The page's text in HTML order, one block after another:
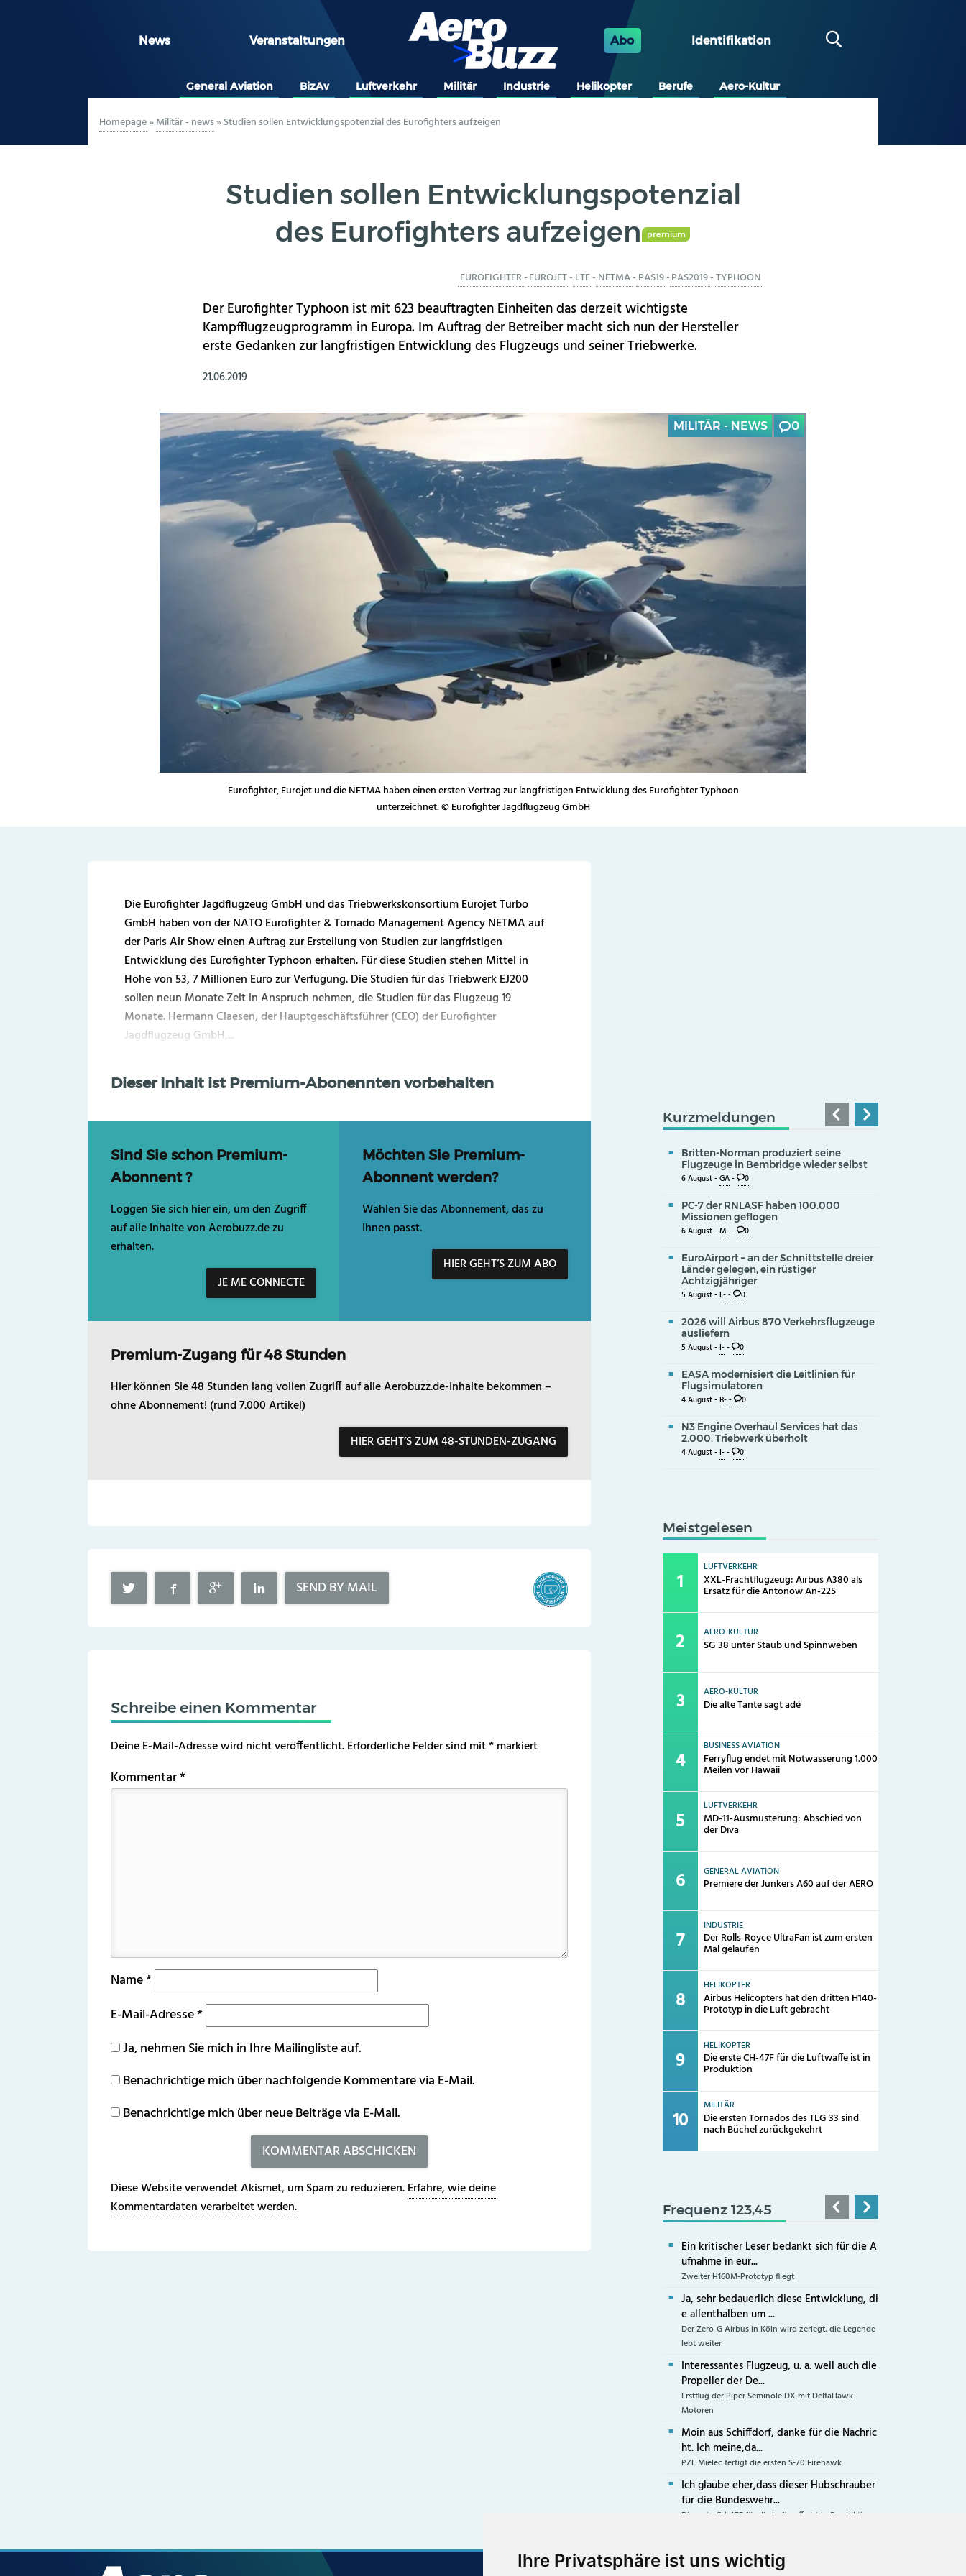
Ihre Privatsphäre ist uns wichtig
News Veranstaltungen Abo Identifikation
General Aviation BizAv Luftverkehr Militär Industrie Helikopter Berufe Aero-Kultur
Homepage»Militär - news»Studien sollen Entwicklungspotenzial des Eurofighters aufzeigen
Studien sollen Entwicklungspotenzial
des Eurofighters aufzeigen
premium
EUROFIGHTER-EUROJET- LTE- NETMA- PAS19-PAS2019-TYPHOON
Der Eurofighter Typhoon ist mit 623 beauftragten Einheiten das derzeit wichtigste
Kampfflugzeugprogramm in Europa. Im Auftrag der Betreiber macht sich nun der Hersteller
erste Gedanken zur langfristigen Entwicklung des Flugzeugs und seiner Triebwerke.
21.06.2019
MILITÄR - NEWS 0
Eurofighter, Eurojet und die NETMA haben einen ersten Vertrag zur langfristigen Entwicklung des Eurofighter Typhoon
unterzeichnet. © Eurofighter Jagdflugzeug GmbH
Die Eurofighter Jagdflugzeug GmbH und das Triebwerkskonsortium Eurojet Turbo
GmbH haben von der NATO Eurofighter & Tornado Management Agency NETMA auf
der Paris Air Show einen Auftrag zur Erstellung von Studien zur langfristigen
Entwicklung des Eurofighter Typhoon erhalten. Für diese Studien stehen Mittel in
Höhe von 53, 7 Millionen Euro zur Verfügung. Die Studien für das Triebwerk EJ200
sollen neun Monate Zeit in Anspruch nehmen, die Studien für das Flugzeug 19
Monate. Hermann Claesen, der Hauptgeschäftsführer (CEO) der Eurofighter
Jagdflugzeug GmbH,...
Dieser Inhalt ist Premium-Abonennten vorbehalten
Sind Sie schon Premium-
Abonnent ?
Loggen Sie sich hier ein, um den Zugriff
auf alle Inhalte von Aerobuzz.de zu
erhalten.
JE ME CONNECTE
Möchten Sie Premium-
Abonnent werden?
Wählen Sie das Abonnement, das zu
Ihnen passt.
HIER GEHT’S ZUM ABO
Premium-Zugang für 48 Stunden
Hier können Sie 48 Stunden lang vollen Zugriff auf alle Aerobuzz.de-Inhalte bekommen –
ohne Abonnement! (rund 7.000 Artikel)
HIER GEHT’S ZUM 48-STUNDEN-ZUGANG
SEND BY MAIL
Schreibe einen Kommentar
Deine E-Mail-Adresse wird nicht veröffentlicht.Erforderliche Felder sind mit*markiert
Kommentar*
Name*
E-Mail-Adresse*
Ja, nehmen Sie mich in Ihre Mailingliste auf.
Benachrichtige mich über nachfolgende Kommentare via E-Mail.
Benachrichtige mich über neue Beiträge via E-Mail.
Diese Website verwendet Akismet, um Spam zu reduzieren.Erfahre, wie deine
Kommentardaten verarbeitet werden.
Kurzmeldungen
Britten-Norman produziert seine
Flugzeuge in Bembridge wieder selbst
6 August -GA- 0
PC-7 der RNLASF haben 100.000
Missionen geflogen
6 August -M-- 0
EuroAirport – an der Schnittstelle dreier
Länder gelegen, ein rüstiger
Achtzigjähriger
5 August -L-- 0
2026 will Airbus 870 Verkehrsflugzeuge
ausliefern
5 August -I-- 0
EASA modernisiert die Leitlinien für
Flugsimulatoren
4 August -B-- 0
N3 Engine Overhaul Services hat das
2.000. Triebwerk überholt
4 August -I-- 0
Meistgelesen
LUFTVERKEHR
XXL-Frachtflugzeug: Airbus A380 als
Ersatz für die Antonow An-225
AERO-KULTUR
SG 38 unter Staub und Spinnweben
AERO-KULTUR
Die alte Tante sagt adé
BUSINESS AVIATION
Ferryflug endet mit Notwasserung 1.000
Meilen vor Hawaii
LUFTVERKEHR
MD-11-Ausmusterung: Abschied von
der Diva
GENERAL AVIATION
Premiere der Junkers A60 auf der AERO
INDUSTRIE
Der Rolls-Royce UltraFan ist zum ersten
Mal gelaufen
HELIKOPTER
Airbus Helicopters hat den dritten H140-
Prototyp in die Luft gebracht
HELIKOPTER
Die erste CH-47F für die Luftwaffe ist in
Produktion
MILITÄR
Die ersten Tornados des TLG 33 sind
nach Büchel zurückgekehrt
Frequenz 123,45
Ein kritischer Leser bedankt sich für die A
ufnahme in eur...
Zweiter H160M-Prototyp fliegt
Ja, sehr bedauerlich diese Entwicklung, di
e allenthalben um ...
Der Zero-G Airbus in Köln wird zerlegt, die Legende
lebt weiter
Interessantes Flugzeug, u. a. weil auch die
Propeller der De...
Erstflug der Piper Seminole DX mit DeltaHawk-
Motoren
Moin aus Schiffdorf, danke für die Nachric
ht. Ich meine,da...
PZL Mielec fertigt die ersten S-70 Firehawk
Ich glaube eher,dass dieser Hubschrauber
für die Bundeswehr...
Die erste CH-47F für die Luftwaffe ist in Produktion